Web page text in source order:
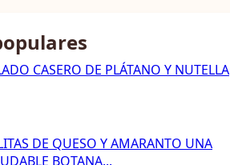
CASERO DE PLÁTANO Y NUTELLA
DE QUESO Y AMARANTO UNA
BOTANA...